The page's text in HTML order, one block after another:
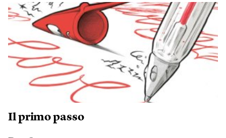
Il primo passo